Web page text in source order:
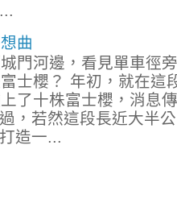
曲
門河邊，看見單車徑
士櫻？ 年初，就在這
了十株富士櫻，消息
，若然這段長近大半
造一...